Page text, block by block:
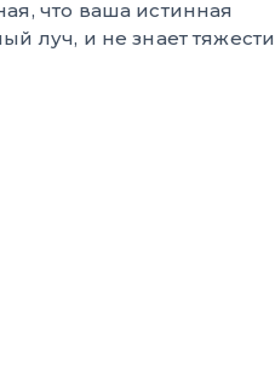
что ваша истинная
луч, и не знает тяжести